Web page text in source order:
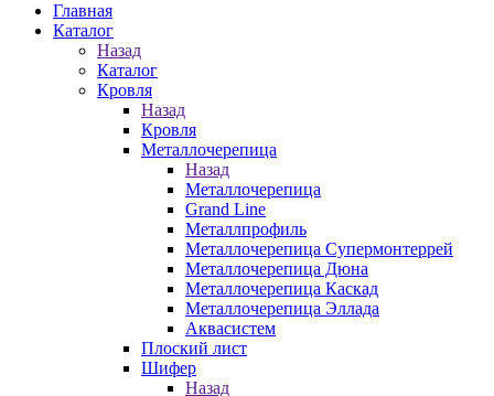
Главная
Каталог
Назад
Каталог
Кровля
Назад
Кровля
Металлочерепица
Назад
Металлочерепица
Grand Line
Металлпрофиль
Металлочерепица Супермонтеррей
Металлочерепица Дюна
Металлочерепица Каскад
Металлочерепица Эллада
Аквасистем
Плоский лист
Шифер
Назад